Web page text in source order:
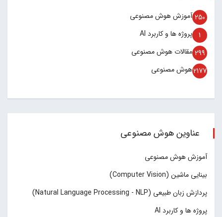
آموزش هوش مصنوعی 250
پروژه ها و کاربرد AI 1
مقالات هوش مصنوعی 299
هوش مصنوعی2177
عناوین هوش مصنوعی
آموزش هوش مصنوعی
بینایی ماشین (Computer Vision)
پردازش زبان طبیعی (Natural Language Processing - NLP)
پروژه ها و کاربرد AI